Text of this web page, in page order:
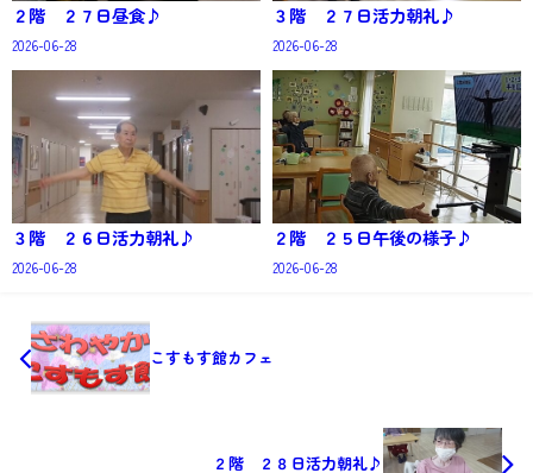
２階 ２７日昼食♪
2026-06-28
３階 ２７日活力朝礼♪
2026-06-28
３階 ２６日活力朝礼♪
2026-06-28
２階 ２５日午後の様子♪
2026-06-28
こすもす館カフェ
２階 ２８日活力朝礼♪